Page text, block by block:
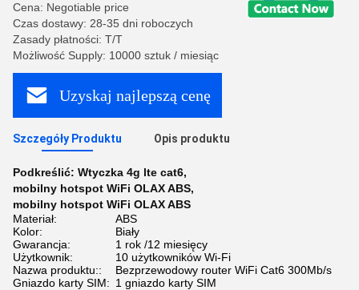
Cena: Negotiable price
Czas dostawy: 28-35 dni roboczych
Zasady płatności: T/T
Możliwość Supply: 10000 sztuk / miesiąc
Uzyskaj najlepszą cenę
Szczegóły Produktu Opis produktu
Podkreślić: Wtyczka 4g lte cat6,
mobilny hotspot WiFi OLAX ABS,
mobilny hotspot WiFi OLAX ABS
Materiał:
ABS
Kolor:
Biały
Gwarancja:
1 rok /12 miesięcy
Użytkownik:
10 użytkowników Wi-Fi
Nazwa produktu::
Bezprzewodowy router WiFi Cat6 300Mb/s
Gniazdo karty SIM: 1 gniazdo karty SIM